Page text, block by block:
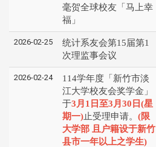
毫贺全球校友「马上幸
福」
2026-02-25
统计系友会第15届第1
次理监事会议
2026-02-24
114学年度「新竹市淡
江大学校友会奖学金」
于3月1日至3月30日(星
期一)止受理申请。 (限
大学部 且户籍设于新竹
县市一年以上之学生)